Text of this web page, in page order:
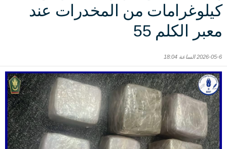
كيلوغرامات من المخدرات عند
معبر الكلم 55
2026-05-6 الساعة 18:04